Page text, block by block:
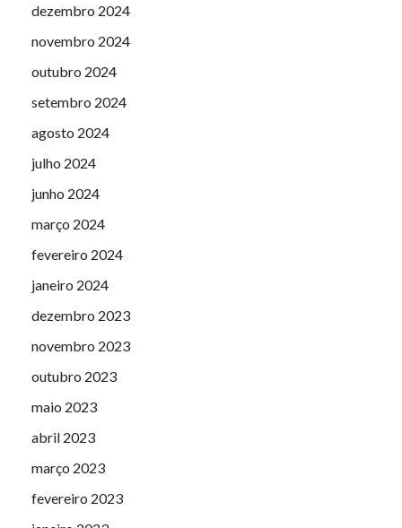
dezembro 2024
novembro 2024
outubro 2024
setembro 2024
agosto 2024
julho 2024
junho 2024
março 2024
fevereiro 2024
janeiro 2024
dezembro 2023
novembro 2023
outubro 2023
maio 2023
abril 2023
março 2023
fevereiro 2023